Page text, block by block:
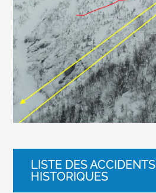
LISTE DES ACCIDENTS
HISTORIQUES